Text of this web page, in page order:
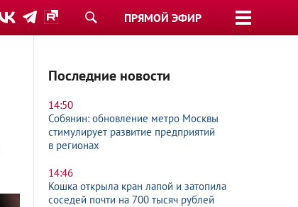
ПРЯМОЙ ЭФИР
Последние новости
14:50
Собянин: обновление метро Москвы
стимулирует развитие предприятий
в регионах
14:46
Кошка открыла кран лапой и затопила
соседей почти на 700 тысяч рублей